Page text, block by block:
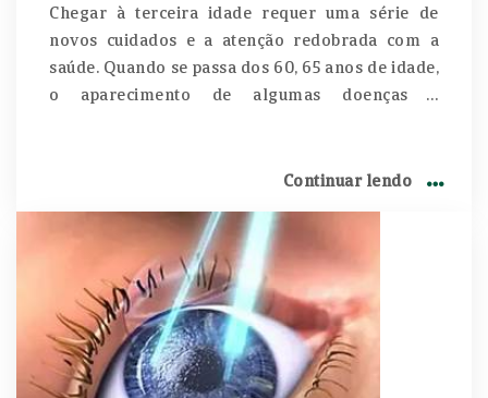
Chegar à terceira idade requer uma série de
novos cuidados e a atenção redobrada com a
saúde. Quando se passa dos 60, 65 anos de idade,
o aparecimento de algumas doenças é
catarata, definida como um escurecimento do
Continuar lendo